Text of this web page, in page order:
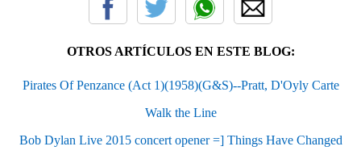
OTROS ARTÍCULOS EN ESTE BLOG:
Pirates Of Penzance (Act 1)(1958)(G&S)--Pratt, D'Oyly Carte
Walk the Line
Bob Dylan Live 2015 concert opener =] Things Have Changed